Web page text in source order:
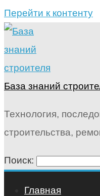
Перейти к контенту
База знаний
Технология,
строительства,
Поиск:
Главная